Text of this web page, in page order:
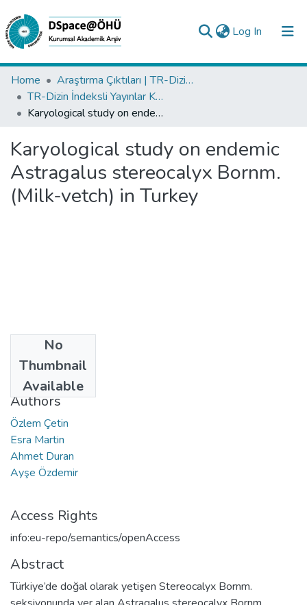
Log In (current)
Collections
All of DSpace
Analyze
Request/Question
Home
Araştırma Çıktıları | TR-Dizin | WoS | Scopus | PubMed
TR-Dizin İndeksli Yayınlar Koleksiyonu
Karyological study on endemic Astragalus stereocalyx Bornm. (Milk-vetch) in Turkey
Karyological study on endemic
Astragalus stereocalyx Bornm.
(Milk-vetch) in Turkey
No
Thumbnail
Available
2010
Authors
Özlem Çetin
Esra Martin
Ahmet Duran
Ayşe Özdemir
Access Rights
info:eu-repo/semantics/openAccess
Abstract
Türkiye’de doğal olarak yetişen Stereocalyx Bornm.